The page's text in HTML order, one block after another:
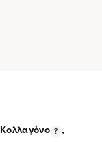
Κολλαγόνο ,